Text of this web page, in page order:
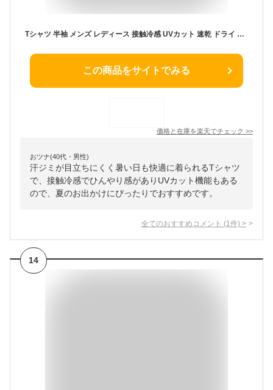
Tシャツ 半袖 メンズ レディース 接触冷感 UVカット 速乾 ドライ 撥水 汗染み防止 夏物 夏服 半袖Tシャツ 無地 ストレッチ 伸縮性 クルーネック 首焼け防止 アイスマックス アウトドア スポーツ シンプル おしゃれ S M L LL ROOT THREE
この商品をサイトでみる
価格と在庫を楽天でチェック >>
おツナ(40代・男性)
汗ジミが目立ちにくく暑い日も快適に着られるTシャツ
で、接触冷感でひんやり感がありUVカット機能もある
ので、夏のお出かけにぴったりでおすすめです。
全てのおすすめコメント (1 件) >
14